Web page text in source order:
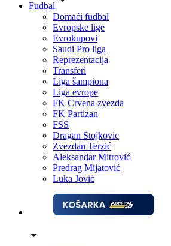
Fudbal
Domaći fudbal
Evropske lige
Evrokupovi
Saudi Pro liga
Reprezentacija
Transferi
Liga šampiona
Liga evrope
FK Crvena zvezda
FK Partizan
FSS
Dragan Stojkovic
Zvezdan Terzić
Aleksandar Mitrović
Predrag Mijatović
Luka Jović